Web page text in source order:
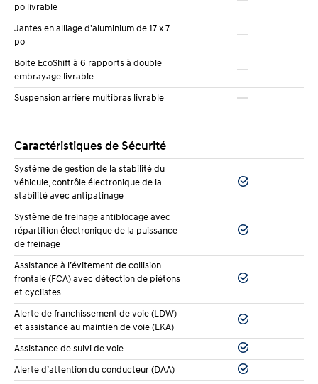
Les versionsPreferredetLuxuryajoutent la
surveillance des angles morts
avec alerte de
circulation transversale arrière. Quand vous reculez
dans un stationnement, le système vous avertit si un
véhicule approche latéralement. Ça évite beaucoup
L’Elantra 2026 a obtenu de bonnes cotes de sécurité
dans les tests indépendants. La structure de la
carrosserie est renforcée aux endroits stratégiques,
et les airbags multiples protègent les occupants en
cas de collision.
Technologie et connectivité
L’Elantra 2026 intègre les technologies que vous
utilisez chaque jour. Apple CarPlay et Android Auto
sans fil sont de série dans toutes les versions. Vous
connectez votre téléphone sans câble, et vos
po livrable
Jantes en alliage d'aluminium de 17 x 7
po
Boite EcoShift à 6 rapports à double
embrayage livrable
Suspension arrière multibras livrable
Caractéristiques de Sécurité
Système de gestion de la stabilité du
véhicule, contrôle électronique de la
stabilité avec antipatinage
Système de freinage antiblocage avec
répartition électronique de la puissance
de freinage
Assistance à l’évitement de collision
frontale (FCA) avec détection de piétons
et cyclistes
Alerte de franchissement de voie (LDW)
et assistance au maintien de voie (LKA)
Assistance de suivi de voie
Alerte d’attention du conducteur (DAA)